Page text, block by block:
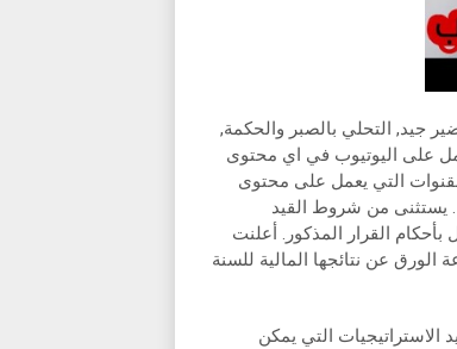
جيد, التحلي بالصبر والحكمة,
على اليوتيوب في اي محتوى
التي يعمل على محتوى
. يستثنى من شروط القيد
القرار المذكور. أعلنت
عن نتائجها المالية للسنة
التي يمكن